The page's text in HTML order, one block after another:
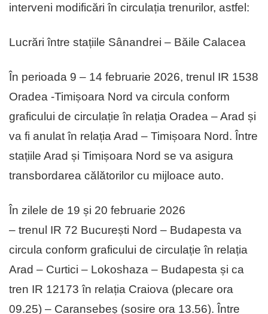
interveni modificări în circulația trenurilor, astfel:
Lucrări între stațiile Sânandrei – Băile Calacea
În perioada 9 – 14 februarie 2026, trenul IR 1538
Oradea -Timișoara Nord va circula conform
graficului de circulație în relația Oradea – Arad și
va fi anulat în relația Arad – Timișoara Nord. Între
stațiile Arad și Timișoara Nord se va asigura
transbordarea călătorilor cu mijloace auto.
În zilele de 19 și 20 februarie 2026
– trenul IR 72 București Nord – Budapesta va
circula conform graficului de circulație în relația
Arad – Curtici – Lokoshaza – Budapesta și ca
tren IR 12173 în relația Craiova (plecare ora
09.25) – Caransebeș (sosire ora 13.56). Între